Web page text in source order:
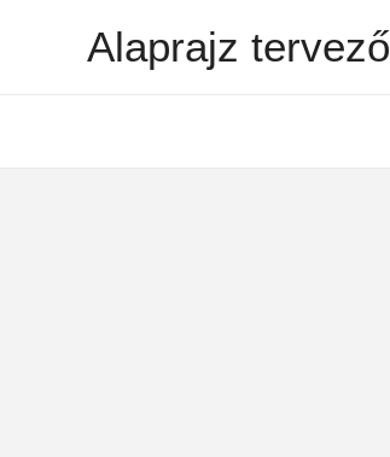
Alaprajz tervező